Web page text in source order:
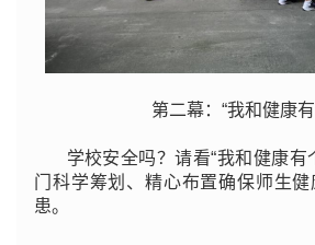
第二幕：“我和健康
学校安全吗？请看“我和健康有
门科学筹划、精心布置确保师生
患。